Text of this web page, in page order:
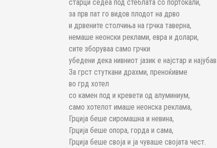
старци седеа под стеблата со портокали,
за прв пат го видов плодот на дрво
и дрвените столчиња на грчка таверна,
немаше неонски реклами, евра и долари,
сите зборуваа само грчки
убедени дека нивниот јазик е најстар и најубав.
За грст стуткани драхми, преноќивме
во грд хотел
со камен под и кревети од алуминиум,
само хотелот имаше неонска реклама,
Грција беше сиромашна и невина,
Грција беше опора, горда и сама,
Грција беше своја и ја чуваше својата чест.